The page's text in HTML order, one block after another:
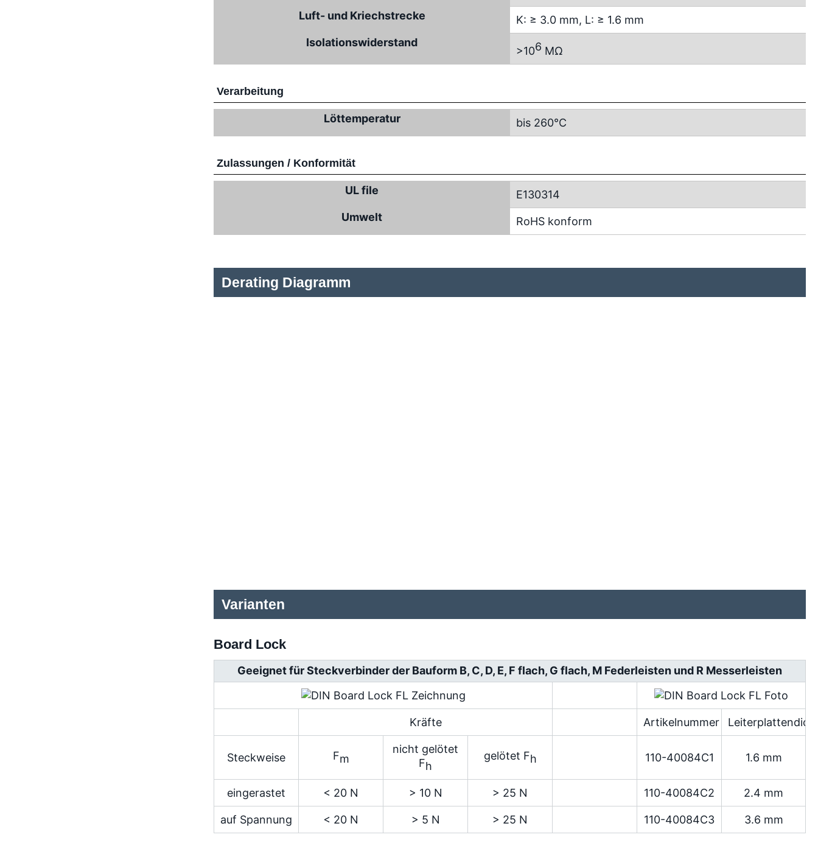
Luft- und Kriechstrecke
K: ≥ 3.0 mm, L: ≥ 1.6 mm
Isolationswiderstand
>106 MΩ
Verarbeitung
Löttemperatur bis 260°C
Zulassungen / Konformität
UL file
E130314
Umwelt
RoHS konform
Derating Diagramm
Varianten
Board Lock
Geeignet für Steckverbinder der Bauform B, C, D, E, F flach, G flach, M Federleisten und R Messerleisten
Kräfte Artikelnummer
Steckweise Fm
nicht gelötet
Fh
gelötet Fh 110-40084C1 1.6 mm
eingerastet < 20 N > 10 N > 25 N 110-40084C2 2.4 mm
auf Spannung < 20 N > 5 N > 25 N 110-40084C3 3.6 mm